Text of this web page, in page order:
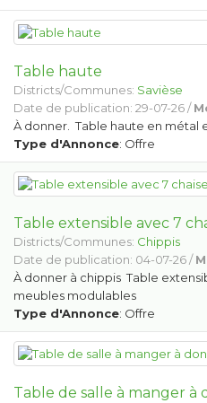
Table haute
Districts/Communes: Savièse
Date de publication: 29-07-26 /
À donner. Table haute en métal
Type d'Annonce: Offre
Table extensible avec 7
Districts/Communes: Chippis
Date de publication: 04-07-26 /
À donner à chippis Table
meubles modulables
Type d'Annonce: Offre
Table de salle à manger à